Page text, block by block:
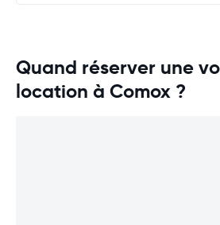
Quand réserver une
location à Comox ?